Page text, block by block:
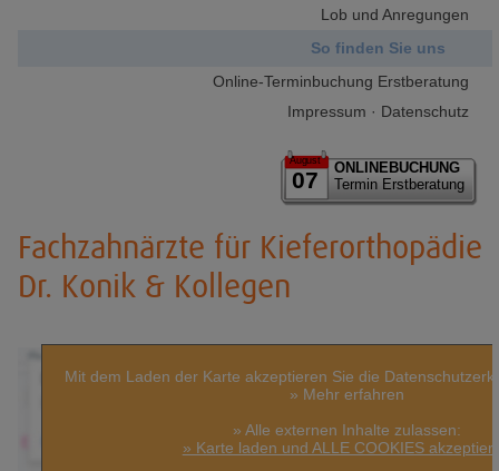
Lob und Anregungen
So finden Sie uns
Online-Terminbuchung Erstberatung
Impressum · Datenschutz
August
07
ONLINEBUCHUNG
Termin Erstberatung
Fachzahnärzte für Kieferorthopädie
Dr. Konik & Kollegen
Mit dem Laden der Karte akzeptieren Sie die
» Mehr erfahren
» Alle externen Inhalte zulassen:
» Karte laden und ALLE COOKIES